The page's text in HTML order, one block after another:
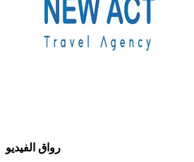
رواق الفيديو